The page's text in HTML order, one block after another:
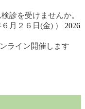
診を受けませんか。
月２６日(金) ）
2026
ンライン開催します